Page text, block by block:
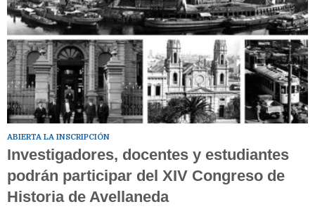
ABIERTA LA INSCRIPCIÓN
Investigadores, docentes y estudiantes
podrán participar del XIV Congreso de
Historia de Avellaneda